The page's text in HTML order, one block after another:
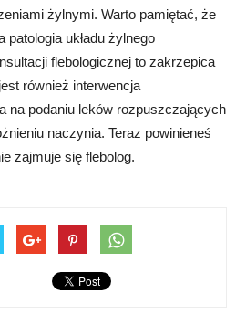
żylnymi. Warto pamiętać, że
układu żylnego
flebologicznej to zakrzepica
również interwencja
na podaniu leków rozpuszczających
naczynia. Teraz powinieneś
zajmuje się flebolog.